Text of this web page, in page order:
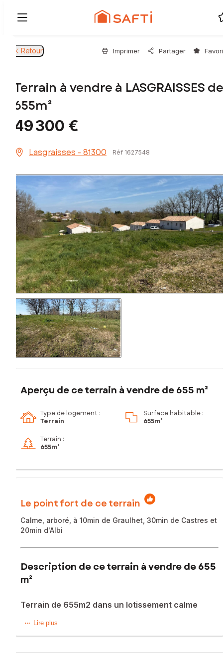
Retour Imprimer Partager
Terrain à vendre à LASGRAISSES de
655m²
49 300 €
Lasgraisses - 81300 Réf 1627548
Aperçu de ce terrain à vendre de 655 m²
Type de logement :
Terrain
Surface habitable :
655m²
Terrain :
655m²
Le point fort de ce terrain
Calme, arboré, à 10min de Graulhet, 30min de Castres et
20min d'Albi
Description de ce terrain à vendre de 655
m²
Terrain de 655m2 dans un lotissement calme
Situé dans la charmante commune de Lasgraisses (81300),
Lasgraisses se distingue par son ambiance conviviale, son
Lire plus